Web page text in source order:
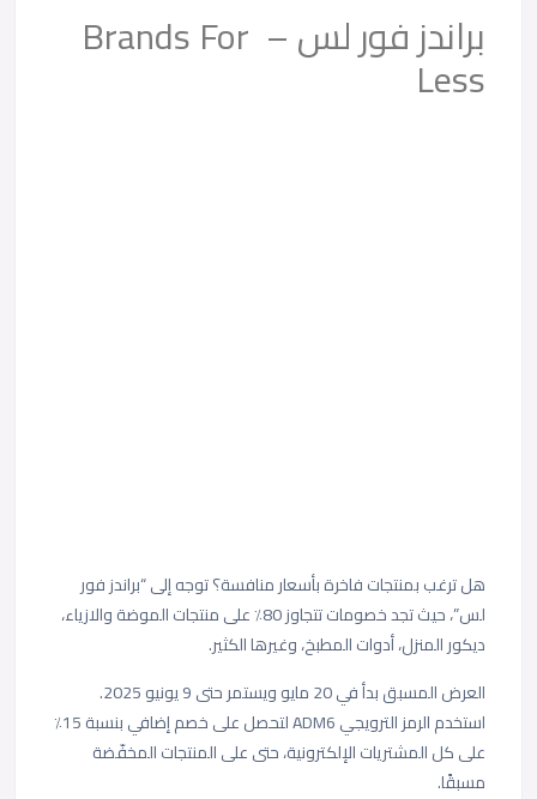
براندز فور لس – Brands For
Less
هل ترغب بمنتجات فاخرة بأسعار منافسة؟ توجه إلى “براندز فور
لس”، حيث تجد خصومات تتجاوز 80٪ على منتجات الموضة والازياء،
ديكور المنزل، أدوات المطبخ، وغيرها الكثير.
العرض المسبق بدأ في 20 مايو ويستمر حتى 9 يونيو 2025.
استخدم الرمز الترويجي ADM6 لتحصل على خصم إضافي بنسبة 15٪
على كل المشتريات الإلكترونية، حتى على المنتجات المخفّضة
مسبقًا.